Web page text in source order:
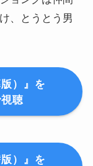
、とうとう男
版）』を
聴
版）』を